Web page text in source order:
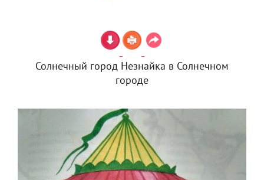
Солнечный город Незнайка в Солнечном
городе